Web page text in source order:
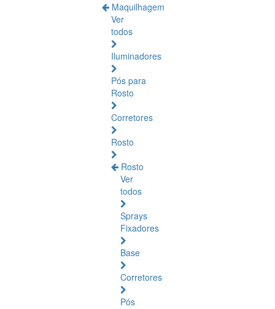
Maquilhagem
Ver
todos
Iluminadores
Pós para
Rosto
Corretores
Rosto
Rosto
Ver
todos
Sprays
Fixadores
Base
Corretores
Pós